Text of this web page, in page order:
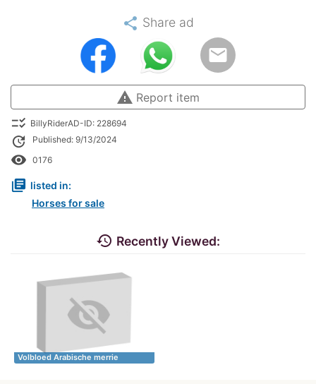
share Share ad
email
warning Report item
checklist_rtl BillyRiderAD-ID: 228694
update Published: 9/13/2024
remove_red_eye 0176
library_books listed in:
Horses for sale
history Recently Viewed:
Volbloed Arabische merrie